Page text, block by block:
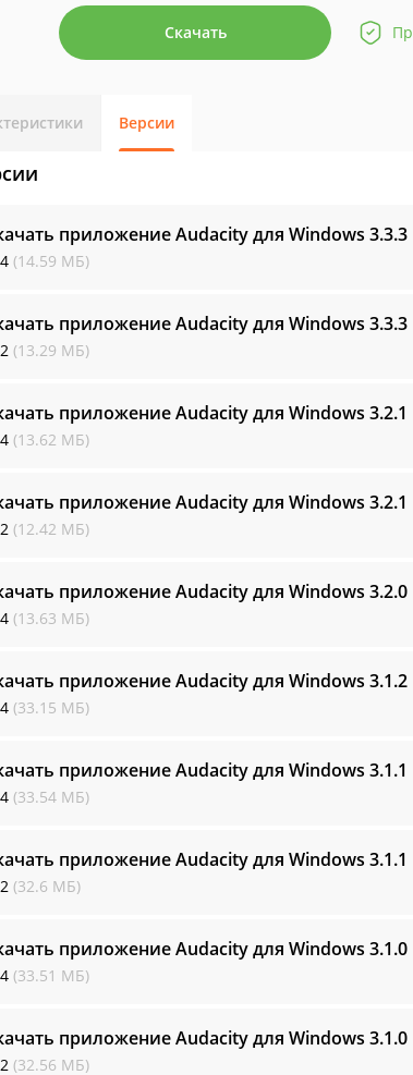
Скачать
Версии
приложение Audacity для Windows 3.3.3
(14.59 МБ)
приложение Audacity для Windows 3.3.3
(13.29 МБ)
приложение Audacity для Windows 3.2.1
(13.62 МБ)
приложение Audacity для Windows 3.2.1
(12.42 МБ)
приложение Audacity для Windows 3.2.0
(13.63 МБ)
приложение Audacity для Windows 3.1.2
(33.15 МБ)
приложение Audacity для Windows 3.1.1
(33.54 МБ)
приложение Audacity для Windows 3.1.1
(32.6 МБ)
приложение Audacity для Windows 3.1.0
(33.51 МБ)
приложение Audacity для Windows 3.1.0
(32.56 МБ)